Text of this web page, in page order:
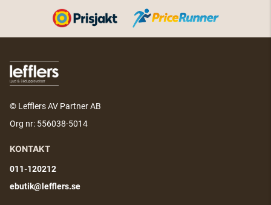
© Lefflers AV Partner AB
Org nr: 556038-5014
KONTAKT
011-120212
ebutik@lefflers.se